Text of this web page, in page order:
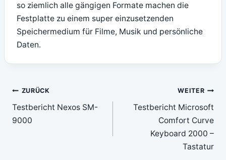
so ziemlich alle gängigen Formate machen die
Festplatte zu einem super einzusetzenden
Speichermedium für Filme, Musik und persönliche
Daten.
Beitragsnavigation
ZURÜCK
Testbericht Nexos SM-
9000
WEITER
Testbericht Microsoft
Comfort Curve
Keyboard 2000 –
Tastatur